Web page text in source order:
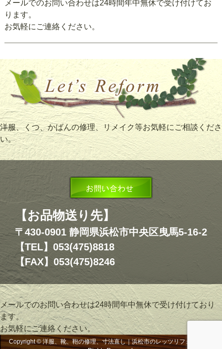
メールでのお問い合わせは24時間年中無休で受け付けてお
ります。
お気軽にご連絡ください。
洋服、くつ、かばんの修理、リメイク等お気軽にご相談くださ
い。
【お品物送り先】
〒430-0901 静岡県浜松市中央区曳馬5-16-2
【TEL】053(475)8818
【FAX】053(475)8246
メールでのお問い合わせは24時間年中無休で受け付けており
ます。
お気軽にご連絡ください。
Copyright © 洋服、靴、鞄の修理、寸法直し｜浜松市のレッツリフォーム, All